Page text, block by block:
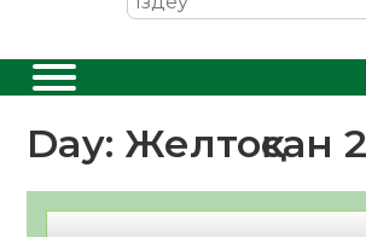
Day: Желтоқсан